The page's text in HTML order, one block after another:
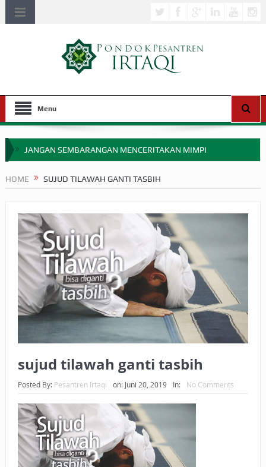
Menu
JANGAN SEMBARANGAN MENCERITAKAN MIMPI
APA HUKUM MEMPERCEPAT PEMBAYARAN ZAKAT
SEBELUM TIBA SAAT WAJIB?
HAKIKAT NIKMAT DI DUNIA!
BAGAIMANA CARA MEMBAYAR ZAKAT UANG?
UANG HARAM BISA MENJADI HALAL JIKA SEBAB
BAHASA CINTA KARENA ALLAH
HUKUM MEMBAYAR ZAKAT KEPADA KERABAT SENDIRI
HOME SUJUD TILAWAH GANTI TASBIH
sujud tilawah ganti tasbih
Posted By: Pesantren Irtaqi on: Juni 20, 2019 In: No Comments